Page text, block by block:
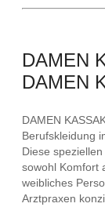
DAMEN
DAMEN
DAMEN
Berufskleidung
Diese
sowohl Komfort
weibliches
Arztpraxen